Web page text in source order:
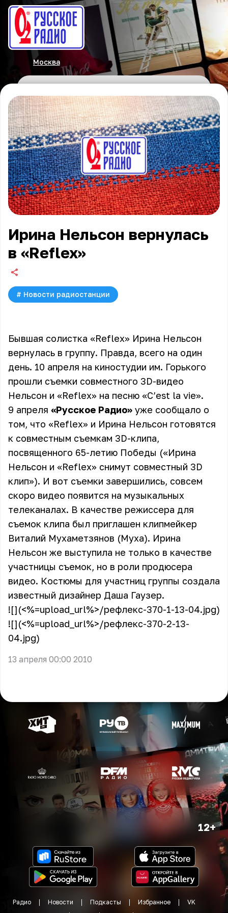
Москва
Ирина Нельсон вернулась
в «Reflex»
# Новости радиостанции
Бывшая солистка «Reflex» Ирина Нельсон
вернулась в группу. Правда, всего на один
день. 10 апреля на киностудии им. Горького
прошли съемки совместного 3D-видео
Нельсон и «Reflex» на песню «C’est la vie».
9 апреля «Русское Радио» уже сообщало о
том, что «Reflex» и Ирина Нельсон готовятся
к совместным съемкам 3D-клипа,
посвященного 65-летию Победы («Ирина
Нельсон и «Reflex» снимут совместный 3D
клип»). И вот съемки завершились, совсем
скоро видео появится на музыкальных
телеканалах. В качестве режиссера для
съемок клипа был приглашен клипмейкер
Виталий Мухаметзянов (Муха). Ирина
Нельсон же выступила не только в качестве
участницы съемок, но в роли продюсера
видео. Костюмы для участниц группы создала
известный дизайнер Даша Гаузер.
![](<%=upload_url%>/рефлекс-370-1-13-04.jpg)
![](<%=upload_url%>/рефлекс-370-2-13-
04.jpg)
13 апреля 00:00 2010
12+
Радио Новости Подкасты Избранное
VK